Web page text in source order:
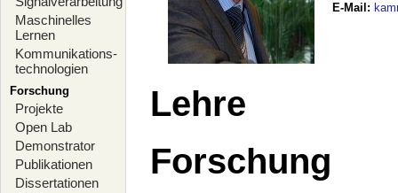
Maschinelles
Lernen
Kommunikations-
technologien
Forschung
Projekte
Open Lab
Demonstrator
Publikationen
Dissertationen
E-Mail :
Lehre
Forschung